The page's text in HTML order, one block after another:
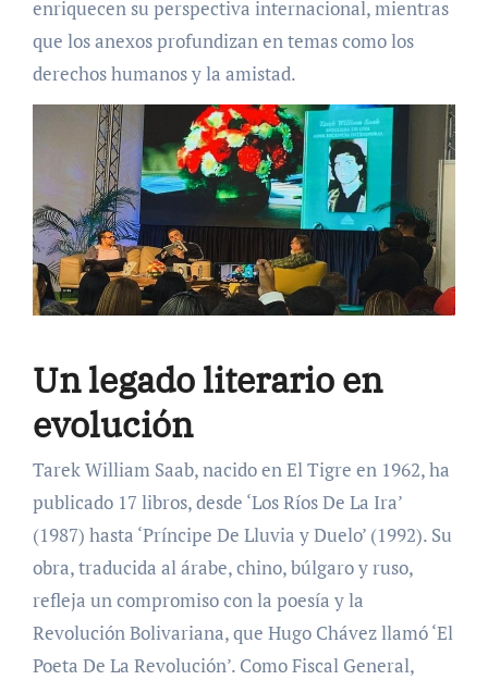
enriquecen su perspectiva internacional, mientras
que los anexos profundizan en temas como los
derechos humanos y la amistad.
Un legado literario en
evolución
Tarek William Saab, nacido en El Tigre en 1962, ha
publicado 17 libros, desde ‘Los Ríos De La Ira’
(1987) hasta ‘Príncipe De Lluvia y Duelo’ (1992). Su
obra, traducida al árabe, chino, búlgaro y ruso,
refleja un compromiso con la poesía y la
Revolución Bolivariana, que Hugo Chávez llamó ‘El
Poeta De La Revolución’. Como Fiscal General,